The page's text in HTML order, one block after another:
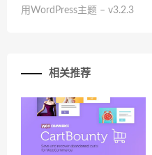
用WordPress主题 – v3.2.3
相关推荐